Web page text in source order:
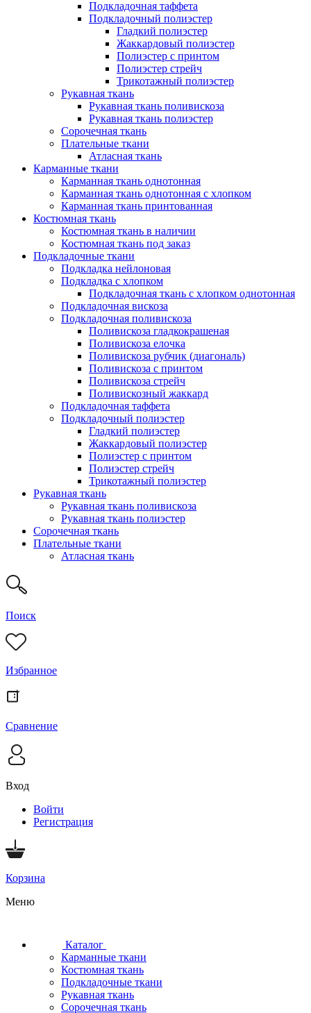
Подкладочная таффета
Подкладочный полиэстер
Гладкий полиэстер
Жаккардовый полиэстер
Полиэстер с принтом
Полиэстер стрейч
Трикотажный полиэстер
Рукавная ткань
Рукавная ткань поливискоза
Рукавная ткань полиэстер
Сорочечная ткань
Плательные ткани
Атласная ткань
Карманные ткани
Карманная ткань однотонная
Карманная ткань однотонная с хлопком
Карманная ткань принтованная
Костюмная ткань
Костюмная ткань в наличии
Костюмная ткань под заказ
Подкладочные ткани
Подкладка нейлоновая
Подкладка с хлопком
Подкладочная ткань с хлопком однотонная
Подкладочная вискоза
Подкладочная поливискоза
Поливискоза гладкокрашеная
Поливискоза елочка
Поливискоза рубчик (диагональ)
Поливискоза с принтом
Поливискоза стрейч
Поливискозный жаккард
Подкладочная таффета
Подкладочный полиэстер
Гладкий полиэстер
Жаккардовый полиэстер
Полиэстер с принтом
Полиэстер стрейч
Трикотажный полиэстер
Рукавная ткань
Рукавная ткань поливискоза
Рукавная ткань полиэстер
Сорочечная ткань
Плательные ткани
Атласная ткань
Поиск
Избранное
Сравнение
Вход
Войти
Регистрация
Корзина
Меню
Каталог
Карманные ткани
Костюмная ткань
Подкладочные ткани
Рукавная ткань
Сорочечная ткань